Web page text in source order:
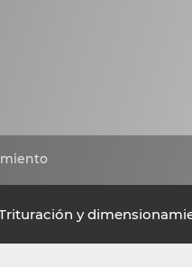
y